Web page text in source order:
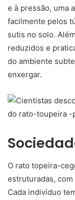
e à pressão, uma
facilmente pelos
sutis no solo.
reduzidos e
do ambiente
enxergar.
O rato topeira-
estruturadas,
Cada indivíduo